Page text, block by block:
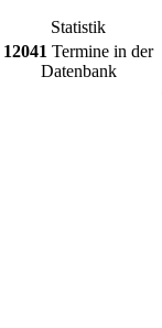
Statistik
12041 Termine in der
Datenbank